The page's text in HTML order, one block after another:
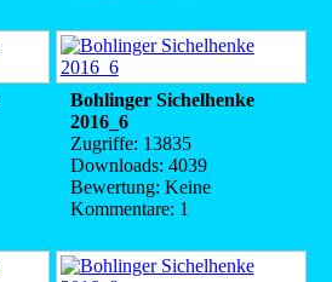
Bohlinger Sichelhenke
2016_6
Zugriffe: 13835
Downloads: 4039
Bewertung: Keine
Kommentare: 1